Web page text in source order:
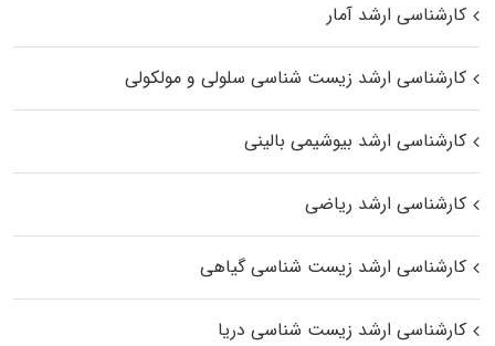
کارشناسی ارشد آمار
کارشناسی ارشد زیست شناسی سلولی و مولکولی
کارشناسی ارشد بیوشیمی بالینی
کارشناسی ارشد ریاضی
کارشناسی ارشد زیست‌ شناسی گیاهی
کارشناسی ارشد زیست‌ شناسی دریا